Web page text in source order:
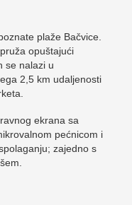
plaže Bačvice.
opuštajući
se nalazi u
2,5 km udaljenosti
ekrana sa
pećnicom i
zajedno s